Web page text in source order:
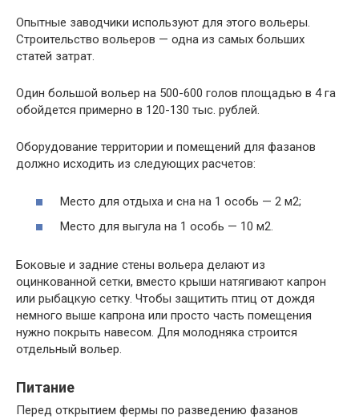
Опытные заводчики используют для этого вольеры.
Строительство вольеров — одна из самых больших
статей затрат.
Один большой вольер на 500-600 голов площадью в 4 га
обойдется примерно в 120-130 тыс. рублей.
Оборудование территории и помещений для фазанов
должно исходить из следующих расчетов:
Место для отдыха и сна на 1 особь — 2 м2;
Место для выгула на 1 особь — 10 м2.
Боковые и задние стены вольера делают из
оцинкованной сетки, вместо крыши натягивают капрон
или рыбацкую сетку. Чтобы защитить птиц от дождя
немного выше капрона или просто часть помещения
нужно покрыть навесом. Для молодняка строится
отдельный вольер.
Питание
Перед открытием фермы по разведению фазанов